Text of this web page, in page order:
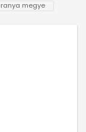
megye